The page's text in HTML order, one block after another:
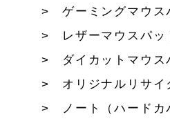
ゲーミングマウス
レザーマウスパッ
ダイカットマウス
オリジナルリサイ
ノート（ハードカ